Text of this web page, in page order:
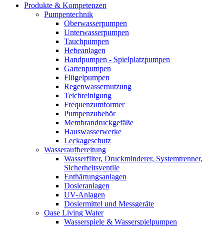
Produkte & Kompetenzen
Pumpentechnik
Oberwasserpumpen
Unterwasserpumpen
Tauchpumpen
Hebeanlagen
Handpumpen - Spielplatzpumpen
Gartenpumpen
Flügelpumpen
Regenwassernutzung
Teichreinigung
Frequenzumformer
Pumpenzubehör
Membrandruckgefäße
Hauswasserwerke
Leckageschutz
Wasseraufbereitung
Wasserfilter, Druckminderer, Systemtrenner,
Sicherheitsventile
Enthärtungsanlagen
Dosieranlagen
UV-Anlagen
Dosiermittel und Messgeräte
Oase Living Water
Wasserspiele & Wasserspielpumpen